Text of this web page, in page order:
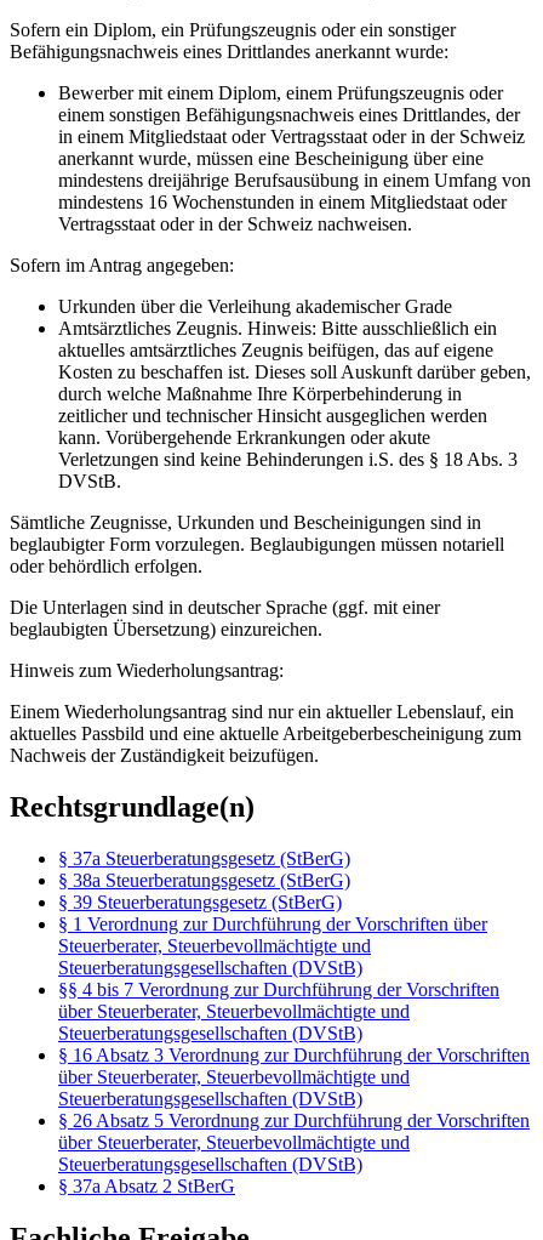
Sofern ein Diplom, ein Prüfungszeugnis oder ein sonstiger
Befähigungsnachweis eines Drittlandes anerkannt wurde:
Bewerber mit einem Diplom, einem Prüfungszeugnis oder
einem sonstigen Befähigungsnachweis eines Drittlandes, der
in einem Mitgliedstaat oder Vertragsstaat oder in der Schweiz
anerkannt wurde, müssen eine Bescheinigung über eine
mindestens dreijährige Berufsausübung in einem Umfang von
mindestens 16 Wochenstunden in einem Mitgliedstaat oder
Vertragsstaat oder in der Schweiz nachweisen.
Sofern im Antrag angegeben:
Urkunden über die Verleihung akademischer Grade
Amtsärztliches Zeugnis. Hinweis: Bitte ausschließlich ein
aktuelles amtsärztliches Zeugnis beifügen, das auf eigene
Kosten zu beschaffen ist. Dieses soll Auskunft darüber geben,
durch welche Maßnahme Ihre Körperbehinderung in
zeitlicher und technischer Hinsicht ausgeglichen werden
kann. Vorübergehende Erkrankungen oder akute
Verletzungen sind keine Behinderungen i.S. des § 18 Abs. 3
DVStB.
Sämtliche Zeugnisse, Urkunden und Bescheinigungen sind in
beglaubigter Form vorzulegen. Beglaubigungen müssen notariell
oder behördlich erfolgen.
Die Unterlagen sind in deutscher Sprache (ggf. mit einer
beglaubigten Übersetzung) einzureichen.
Hinweis zum Wiederholungsantrag:
Einem Wiederholungsantrag sind nur ein aktueller Lebenslauf, ein
aktuelles Passbild und eine aktuelle Arbeitgeberbescheinigung zum
Nachweis der Zuständigkeit beizufügen.
Rechtsgrundlage(n)
§ 37a Steuerberatungsgesetz (StBerG)
§ 38a Steuerberatungsgesetz (StBerG)
§ 39 Steuerberatungsgesetz (StBerG)
§ 1 Verordnung zur Durchführung der Vorschriften über
Steuerberater, Steuerbevollmächtigte und
Steuerberatungsgesellschaften (DVStB)
§§ 4 bis 7 Verordnung zur Durchführung der Vorschriften
über Steuerberater, Steuerbevollmächtigte und
Steuerberatungsgesellschaften (DVStB)
§ 16 Absatz 3 Verordnung zur Durchführung der Vorschriften
über Steuerberater, Steuerbevollmächtigte und
Steuerberatungsgesellschaften (DVStB)
§ 26 Absatz 5 Verordnung zur Durchführung der Vorschriften
über Steuerberater, Steuerbevollmächtigte und
Steuerberatungsgesellschaften (DVStB)
§ 37a Absatz 2 StBerG